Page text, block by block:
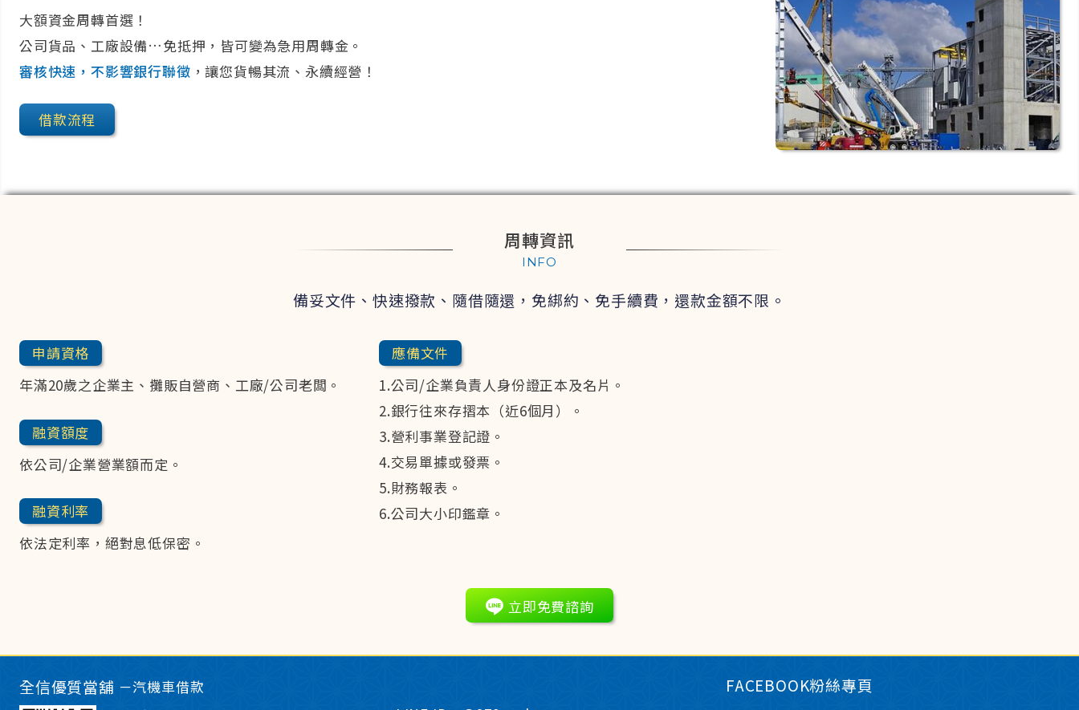
珠寶精品典當
大額資金周轉首選！
公司貨品、工廠設備…免抵押，皆可變為急用周轉金。
審核快速，不影響銀行聯徵 ，讓您貨暢其流、永續經營！
借款流程
周轉資訊
INFO
備妥文件、快速撥款、隨借隨還， 免綁約、免手續費， 還款金額不限。
申請資格
年滿20歲之企業主、攤販自營商、工廠/公司老闆。
融資額度
依公司/企業營業額而定。
融資利率
依法定利率，絕對息低保密。
應備文件
1.公司/企業負責人身份證正本及名片。
2.銀行往來存摺本（近6個月）。
3.營利事業登記證。
4.交易單據或發票。
5.財務報表。
6.公司大小印鑑章。
立即免費諮詢
全信優質當舖 －汽機車借款
FACEBOOK粉絲專頁